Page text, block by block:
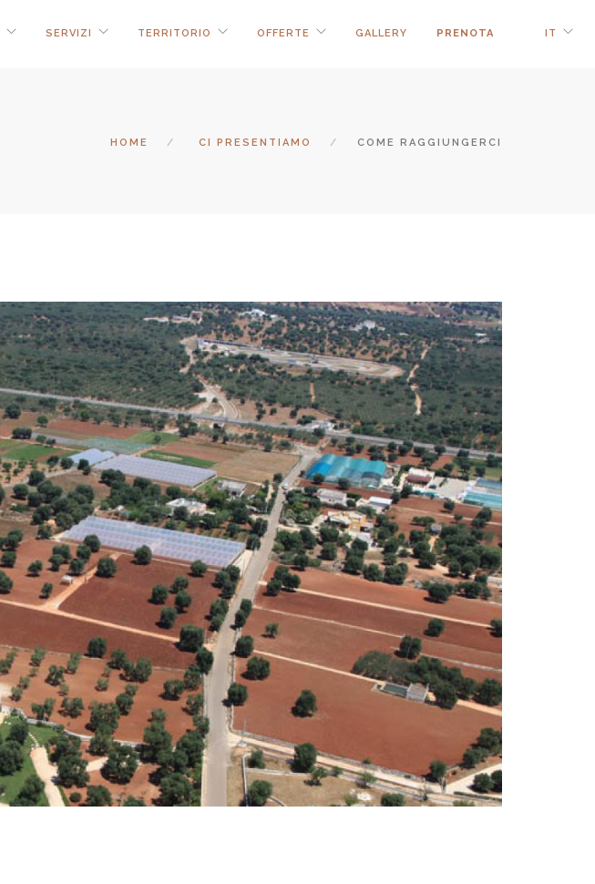
SERVIZI TERRITORIO OFFERTE GALLERY PRENOTA IT
HOME CI PRESENTIAMO COME RAGGIUNGERCI